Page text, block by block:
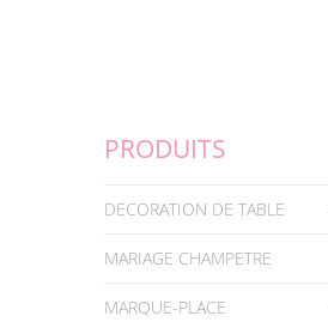
PRODUITS
DECORATION DE TABLE
MARIAGE CHAMPETRE
MARQUE-PLACE